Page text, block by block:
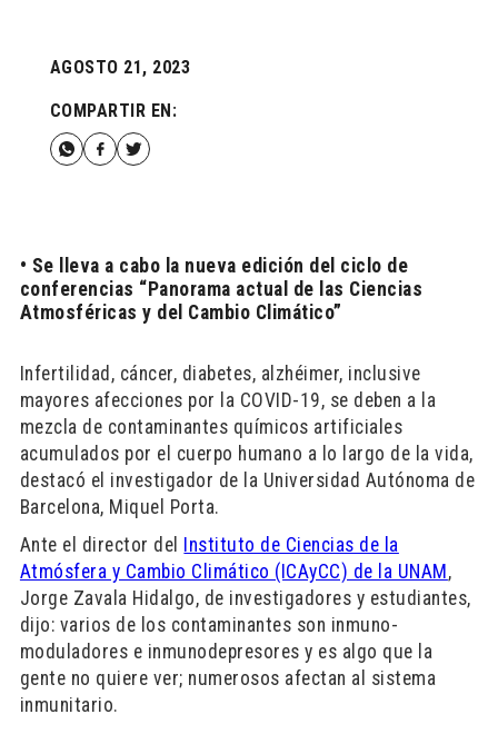
AGOSTO 21, 2023
COMPARTIR EN:
• Se lleva a cabo la nueva edición del ciclo de
conferencias “Panorama actual de las Ciencias
Atmosféricas y del Cambio Climático”
Infertilidad, cáncer, diabetes, alzhéimer, inclusive
mayores afecciones por la COVID-19, se deben a la
mezcla de contaminantes químicos artificiales
acumulados por el cuerpo humano a lo largo de la vida,
destacó el investigador de la Universidad Autónoma de
Barcelona, Miquel Porta.
Ante el director del
Instituto de Ciencias de la
Atmósfera y Cambio Climático (ICAyCC) de la UNAM ,
Jorge Zavala Hidalgo, de investigadores y estudiantes,
dijo: varios de los contaminantes son inmuno-
moduladores e inmunodepresores y es algo que la
gente no quiere ver; numerosos afectan al sistema
inmunitario.